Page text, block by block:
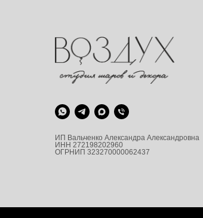
ИП Вальченко Александра Александровна
ИНН 272198202960
ОГРНИП 323270000062437